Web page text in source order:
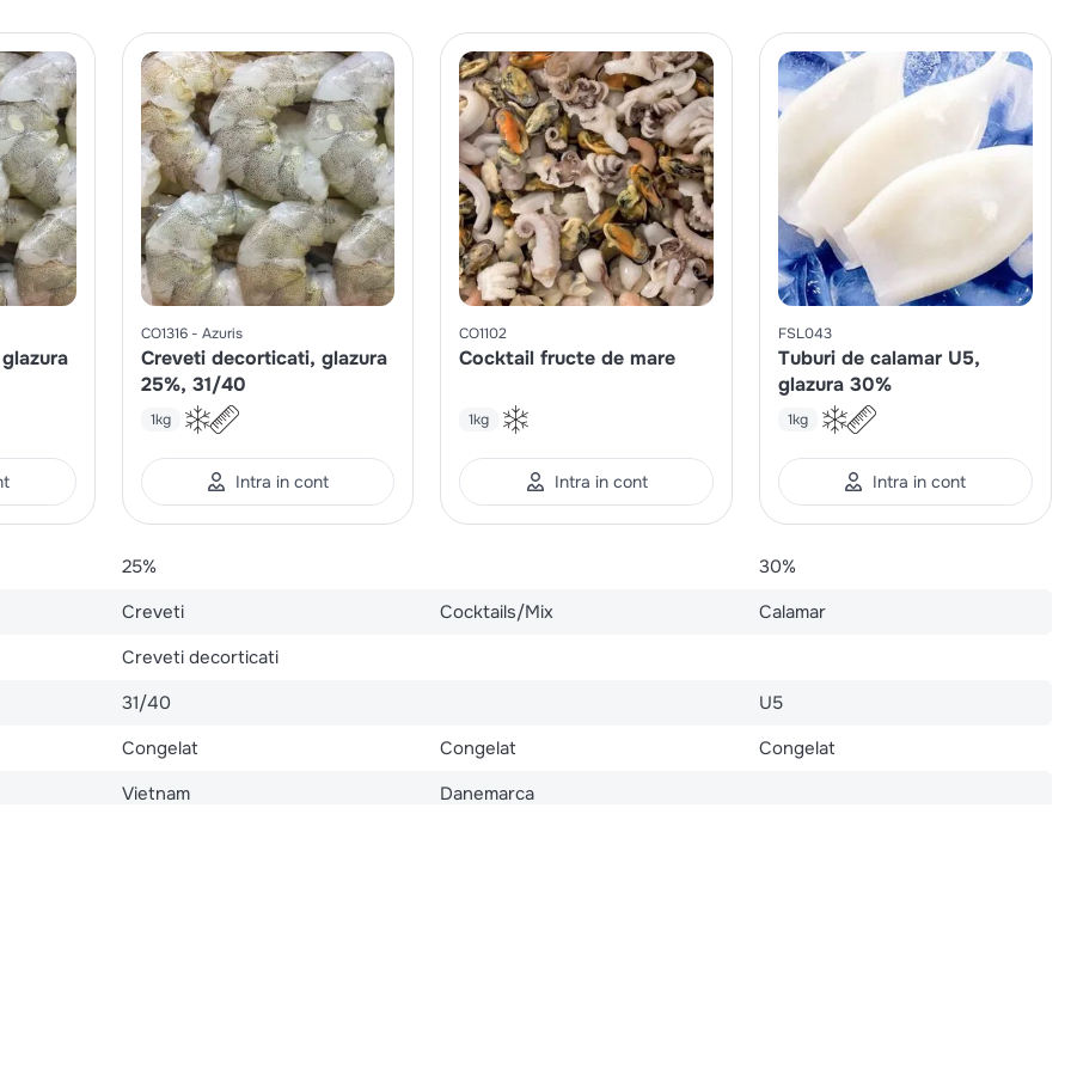
CO1316 Azuris
Creveti decorticati, glazura
25%, 31/40
1kg
Intra in cont
CO1102
Cocktail fructe de mare
1kg
Intra in cont
FSL043
Tuburi de calamar U5,
glazura 30%
1kg
Intra in cont
25%
30%
Creveti
Cocktails/Mix
Calamar
Creveti decorticati
31/40
U5
Congelat
Congelat
Congelat
Vietnam
Danemarca